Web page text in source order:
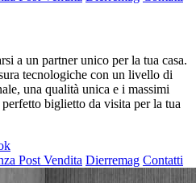
a un partner unico per la tua casa.
tecnologiche con un livello di
una qualità unica e i massimi
biglietto da visita per la tua
Post Vendita Dierremag Contatti